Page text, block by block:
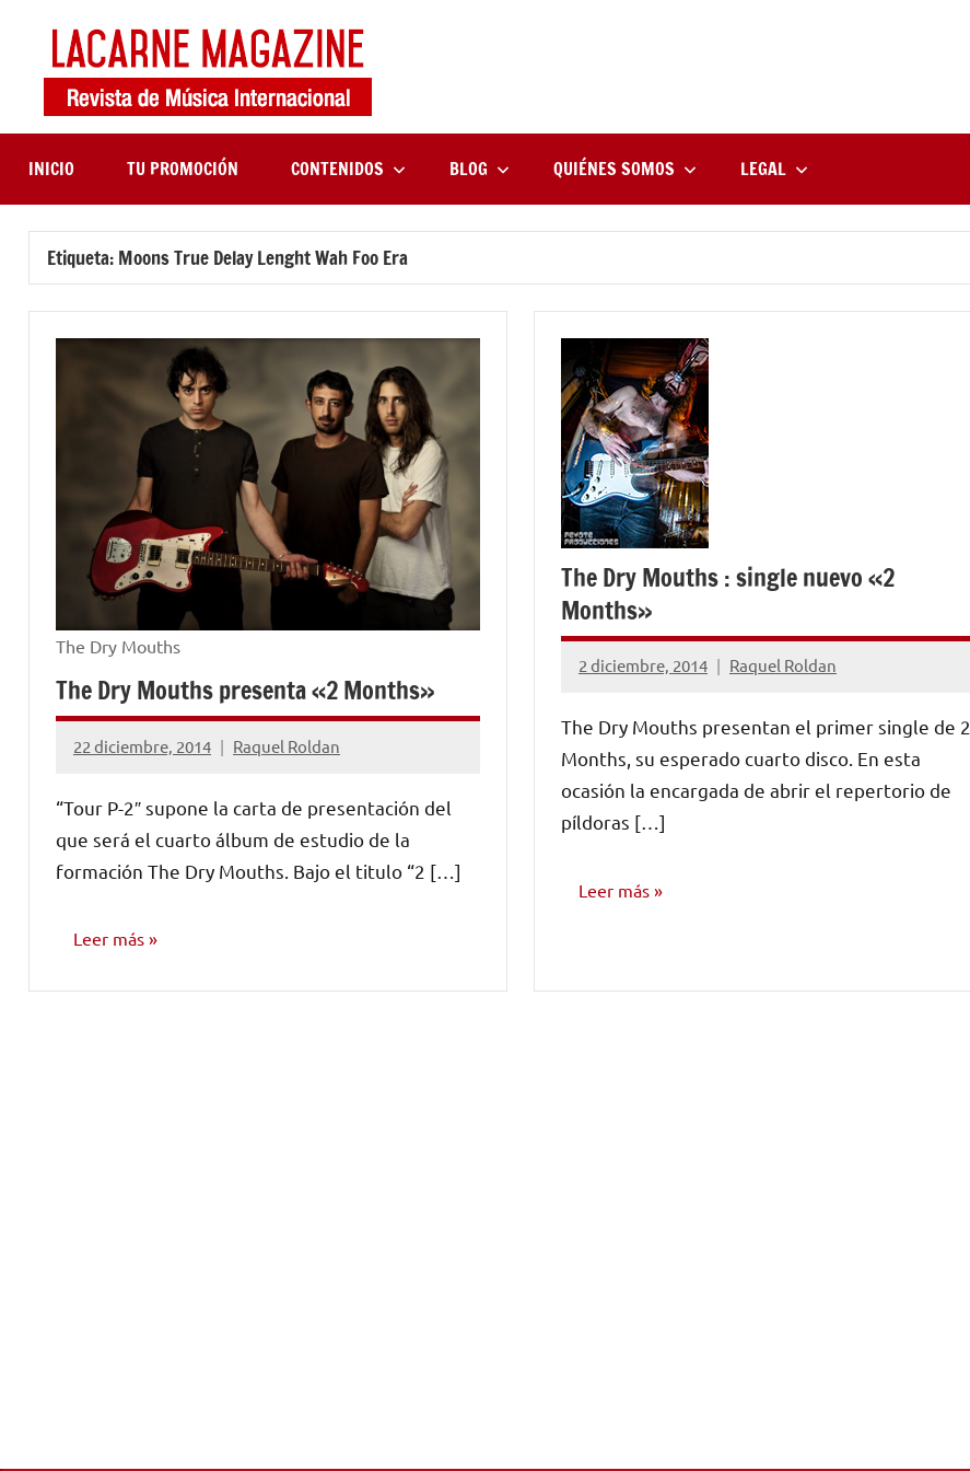
contenido
Magazine
música
internacional
INICIO TU PROMOCIÓN CONTENIDOS BLOG QUIÉNES SOMOS LEGAL
Etiqueta: Moons True Delay Lenght Wah Foo Era
The Dry Mouths
The Dry Mouths presenta «2 Months»
22 diciembre, 2014 Raquel Roldan
No
comentarios
“Tour P-2″ supone la carta de presentación del
que será el cuarto álbum de estudio de la
formación The Dry Mouths. Bajo el titulo “2 […]
Leer más
The Dry Mouths : single nuevo «2
Months»
2 diciembre, 2014 Raquel Roldan
No
comentarios
The Dry Mouths presentan el primer single de 2
Months, su esperado cuarto disco. En esta
ocasión la encargada de abrir el repertorio de
píldoras […]
Leer más